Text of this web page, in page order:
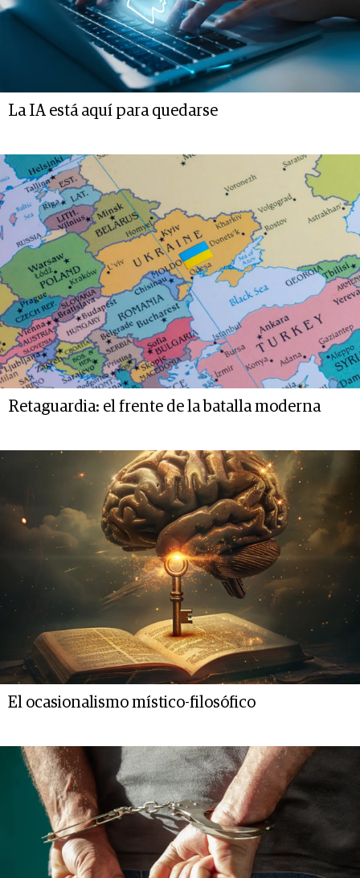
La IA está aquí para quedarse
Retaguardia: el frente de la batalla moderna
El ocasionalismo místico-filosófico